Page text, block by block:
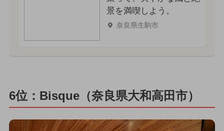
景を満喫しよう。
奈良県生駒市
6位：Bisque（奈良県大和高田市）